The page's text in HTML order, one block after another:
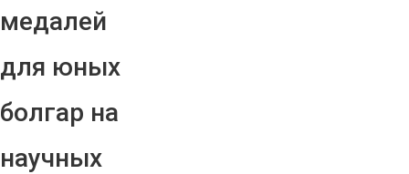
медалей
для юных
болгар на
научных